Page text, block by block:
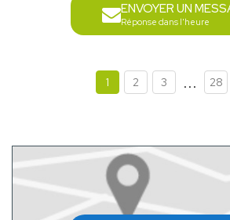
ENVOYER UN
Réponse dans l'heure
1 2 3 ... 28